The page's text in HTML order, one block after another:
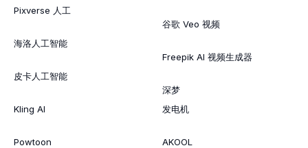
Pixverse 人工
海洛人工智能
皮卡人工智能
Kling AI
Powtoon
谷歌 Veo 视频
Freepik AI 视频生成器
深梦
发电机
AKOOL